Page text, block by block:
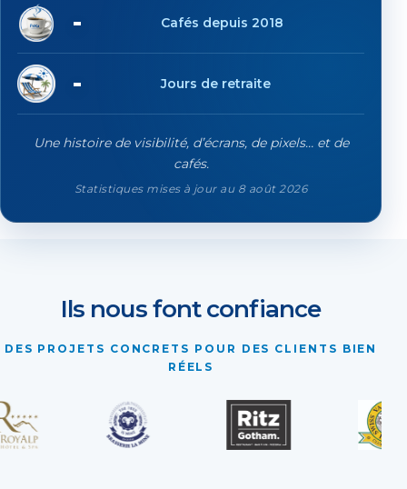
21'667 Cafés depuis 2018
93 Jours de retraite
Une histoire de visibilité, d’écrans, de pixels… et de
cafés.
Statistiques mises à jour au 8 août 2026
Ils nous font confiance
DES PROJETS CONCRETS POUR DES CLIENTS BIEN
RÉELS